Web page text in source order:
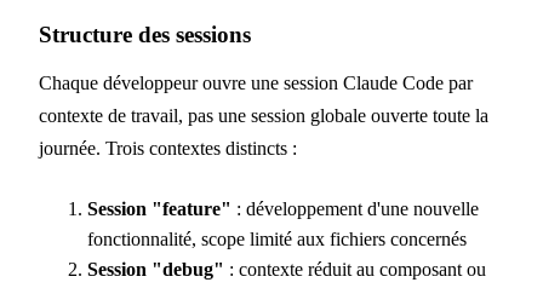
Structure des sessions
Chaque développeur ouvre une session Claude Code par
contexte de travail, pas une session globale ouverte toute la
journée. Trois contextes distincts :
Session "feature" : développement d'une nouvelle
fonctionnalité, scope limité aux fichiers concernés
Session "debug" : contexte réduit au composant ou